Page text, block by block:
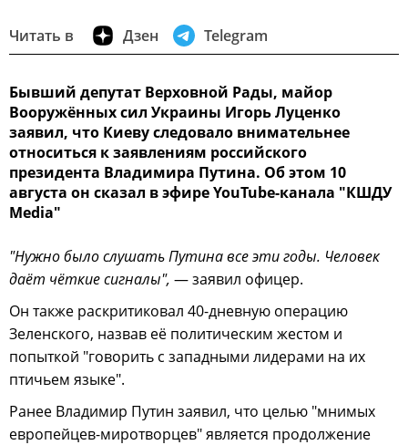
Читать в Дзен Telegram
Бывший депутат Верховной Рады, майор
Вооружённых сил Украины Игорь Луценко
заявил, что Киеву следовало внимательнее
относиться к заявлениям российского
президента Владимира Путина. Об этом 10
августа он сказал в эфире YouTube-канала "КШДУ
Media"
"Нужно было слушать Путина все эти годы. Человек
даёт чёткие сигналы", — заявил офицер.
Он также раскритиковал 40-дневную операцию
Зеленского, назвав её политическим жестом и
попыткой "говорить с западными лидерами на их
птичьем языке".
Ранее Владимир Путин заявил, что целью "мнимых
европейцев-миротворцев" является продолжение